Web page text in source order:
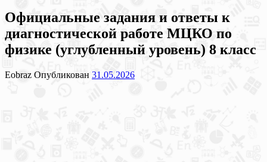
Официальные задания и ответы к
диагностической работе МЦКО по
физике (углубленный уровень) 8 класс
Eobraz Опубликован 31.05.2026